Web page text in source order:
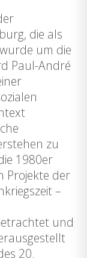
die als
um die
Paul-André
zu
1980er
Projekte der
–
und
20.